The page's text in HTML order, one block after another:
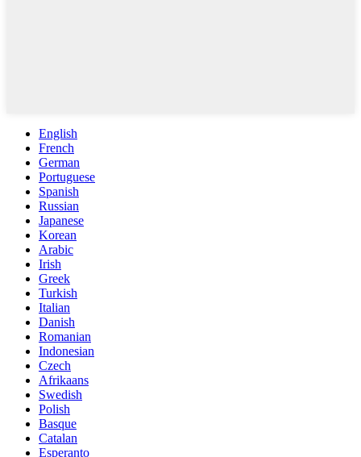
English
French
German
Portuguese
Spanish
Russian
Japanese
Korean
Arabic
Irish
Greek
Turkish
Italian
Danish
Romanian
Indonesian
Czech
Afrikaans
Swedish
Polish
Basque
Catalan
Esperanto